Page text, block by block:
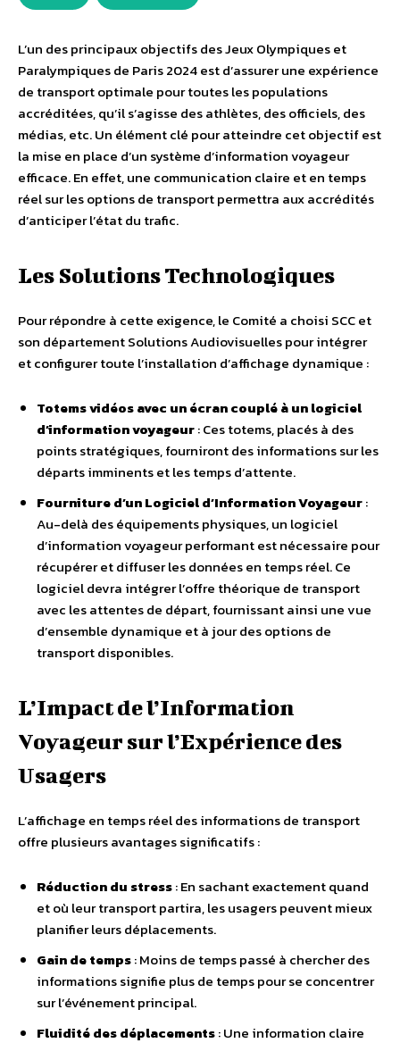
L’un des principaux objectifs des Jeux Olympiques et
Paralympiques de Paris 2024 est d’assurer une expérience
de transport optimale pour toutes les populations
accréditées, qu’il s’agisse des athlètes, des officiels, des
médias, etc. Un élément clé pour atteindre cet objectif est
la mise en place d’un système d’information voyageur
efficace. En effet, une communication claire et en temps
réel sur les options de transport permettra aux accrédités
d’anticiper l’état du trafic.
Les Solutions Technologiques
Pour répondre à cette exigence, le Comité a choisi SCC et
son département Solutions Audiovisuelles pour intégrer
et configurer toute l’installation d’affichage dynamique :
Totems vidéos avec un écran couplé à un logiciel
d’information voyageur: Ces totems, placés à des
points stratégiques, fourniront des informations sur les
départs imminents et les temps d’attente.
Fourniture d’un Logiciel d’Information Voyageur:
Au-delà des équipements physiques, un logiciel
d’information voyageur performant est nécessaire pour
récupérer et diffuser les données en temps réel. Ce
logiciel devra intégrer l’offre théorique de transport
avec les attentes de départ, fournissant ainsi une vue
d’ensemble dynamique et à jour des options de
transport disponibles.
L’Impact de l’Information
Voyageur sur l’Expérience des
Usagers
L’affichage en temps réel des informations de transport
offre plusieurs avantages significatifs :
Réduction du stress: En sachant exactement quand
et où leur transport partira, les usagers peuvent mieux
planifier leurs déplacements.
Gain de temps: Moins de temps passé à chercher des
informations signifie plus de temps pour se concentrer
sur l’événement principal.
Fluidité des déplacements: Une information claire